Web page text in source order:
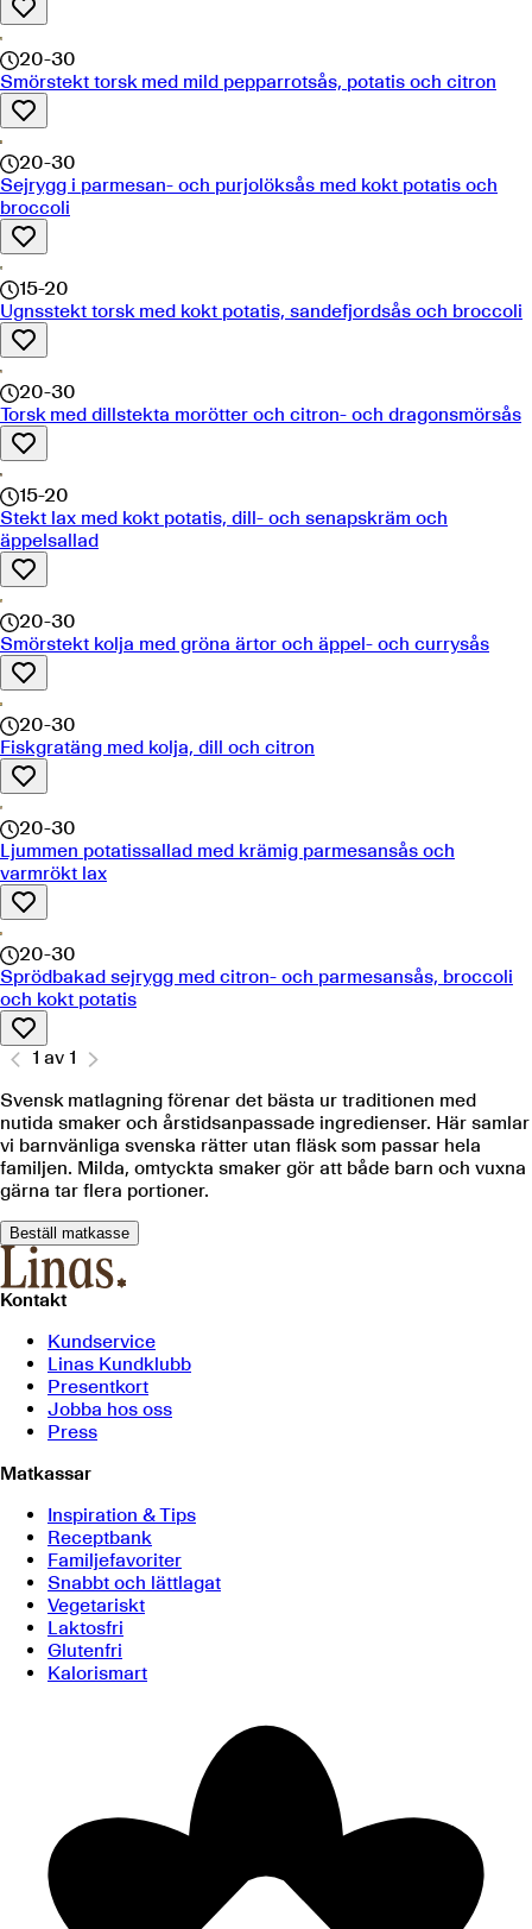
20-30
Smörstekt torsk med mild pepparrotsås, potatis och citron
20-30
Sejrygg i parmesan- och purjolöksås med kokt potatis och
broccoli
15-20
Ugnsstekt torsk med kokt potatis, sandefjordsås och broccoli
20-30
Torsk med dillstekta morötter och citron- och dragonsmörsås
15-20
Stekt lax med kokt potatis, dill- och senapskräm och
äppelsallad
20-30
Smörstekt kolja med gröna ärtor och äppel- och currysås
20-30
Fiskgratäng med kolja, dill och citron
20-30
Ljummen potatissallad med krämig parmesansås och
varmrökt lax
20-30
Sprödbakad sejrygg med citron- och parmesansås, broccoli
och kokt potatis
1 av 1
Svensk matlagning förenar det bästa ur traditionen med
nutida smaker och årstidsanpassade ingredienser. Här samlar
vi barnvänliga svenska rätter utan fläsk som passar hela
familjen. Milda, omtyckta smaker gör att både barn och vuxna
gärna tar flera portioner.
Beställ matkasse
Kontakt
Kundservice
Linas Kundklubb
Presentkort
Jobba hos oss
Press
Matkassar
Inspiration & Tips
Receptbank
Familjefavoriter
Snabbt och lättlagat
Vegetariskt
Laktosfri
Glutenfri
Kalorismart